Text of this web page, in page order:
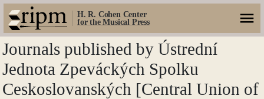
H. R. Cohen Center
for the Musical Press
Journals published by Ústrední
Jednota Zpeváckých Spolku
Ceskoslovanských [Central Union of